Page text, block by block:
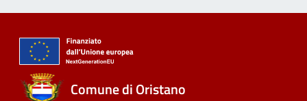
Comune di Oristano